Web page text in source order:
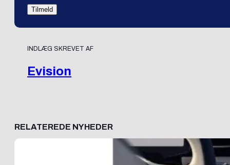
INDLÆG SKREVET AF
Evision
RELATEREDE NYHEDER